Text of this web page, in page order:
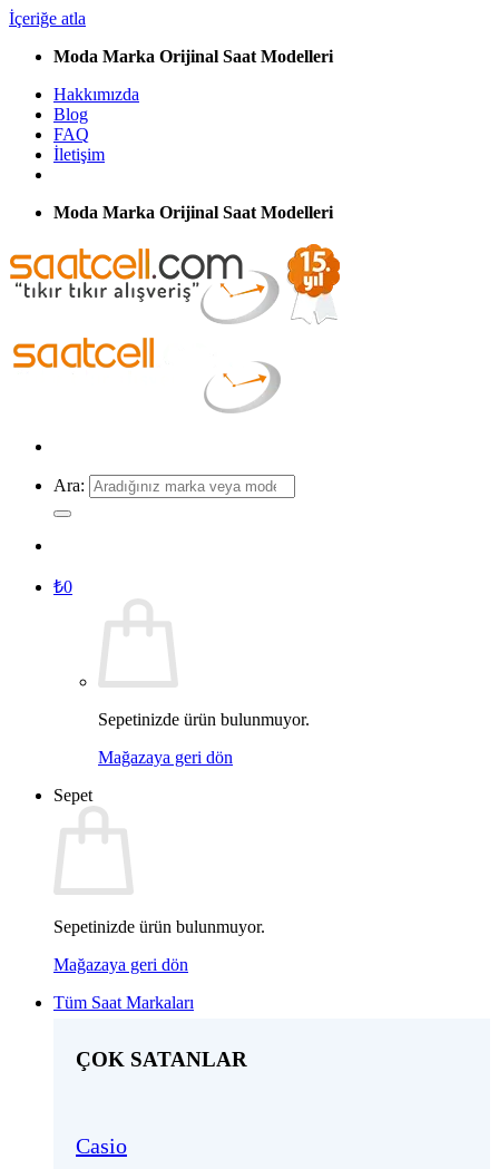
İçeriğe atla
Moda Marka Orijinal Saat Modelleri
Hakkımızda
Blog
FAQ
İletişim
Moda Marka Orijinal Saat Modelleri
Ara:
₺0
Sepetinizde ürün bulunmuyor.
Mağazaya geri dön
Sepet
Sepetinizde ürün bulunmuyor.
Mağazaya geri dön
Tüm Saat Markaları
ÇOK SATANLAR
Casio